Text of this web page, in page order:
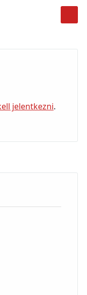
jelentkezni.